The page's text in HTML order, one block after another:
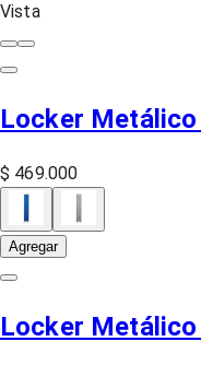
Vista
Locker
$ 469.000
Agregar
Locker